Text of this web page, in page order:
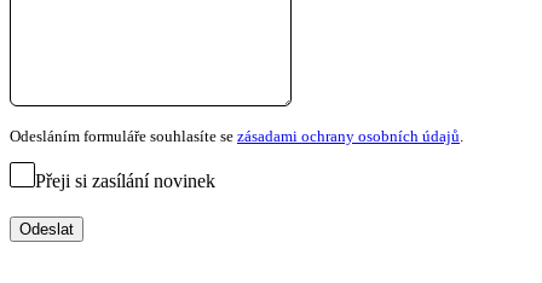
Odesláním formuláře souhlasíte se zásadami ochrany osobních údajů
Přeji si zasílání novinek
Odeslat